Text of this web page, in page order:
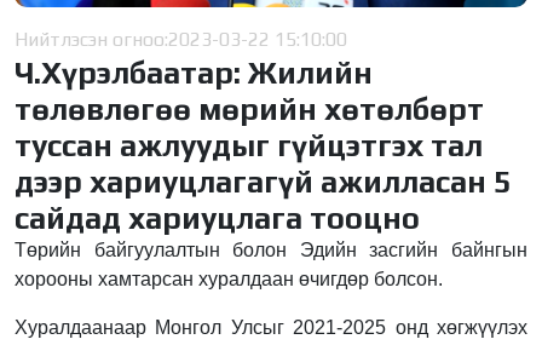
Нийтлэсэн огноо:2023-03-22 15:10:00
Ч.Хүрэлбаатар: Жилийн
төлөвлөгөө мөрийн хөтөлбөрт
туссан ажлуудыг гүйцэтгэх тал
дээр хариуцлагагүй ажилласан 5
сайдад хариуцлага тооцно
Төрийн байгуулалтын болон Эдийн засгийн байнгын
хорооны хамтарсан хуралдаан өчигдөр болсон.
Хуралдаанаар Монгол Улсыг 2021-2025 онд хөгжүүлэх